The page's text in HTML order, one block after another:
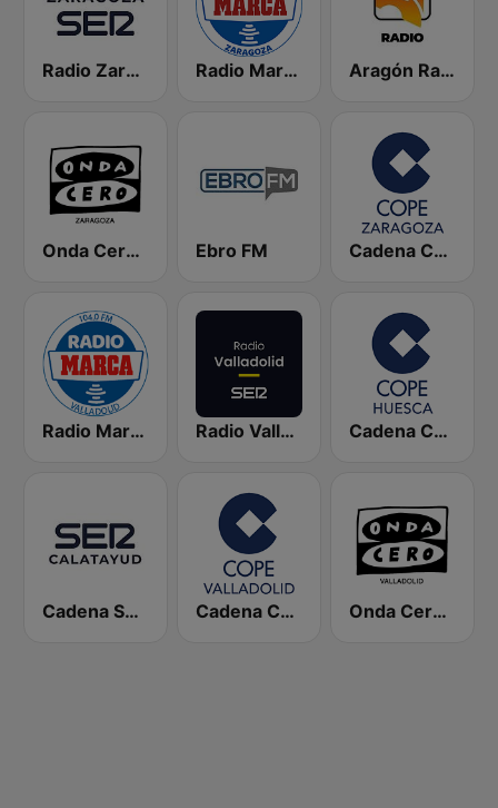
Radio Zaragoza SER Radio Marca Zaragoza Aragón Radio
Onda Cero Zaragoza Ebro FM Cadena COPE Zaragoza
Radio Marca Valladolid Radio Valladolid SER Cadena COPE Huesca
Cadena SER Calatayud Cadena COPE Valladolid Onda Cero Valladolid